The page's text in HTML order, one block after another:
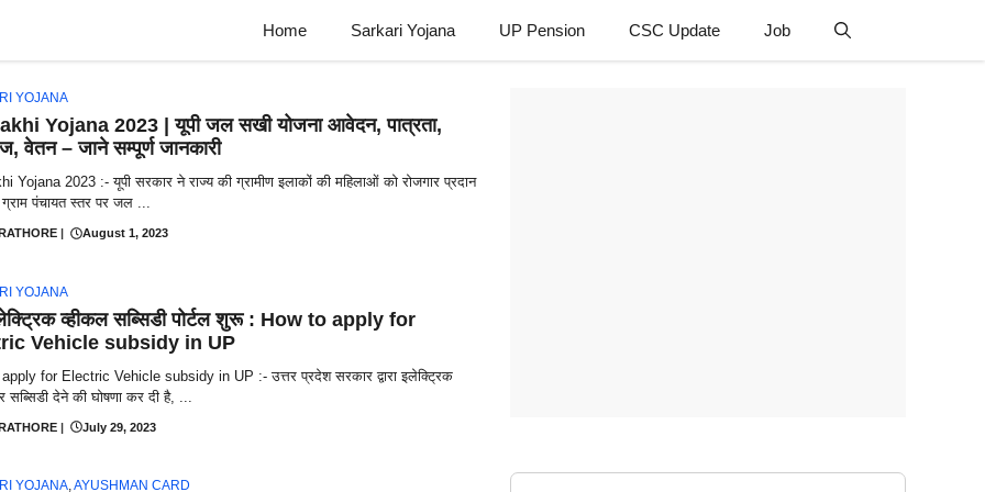
Home Sarkari Yojana UP Pension CSC Update Job
YOJANA
Yojana 2023 | यूपी जल सखी योजना आवेदन, पात्रता,
वेतन – जाने सम्पूर्ण जानकारी
Yojana 2023 :- यूपी सरकार ने राज्य की ग्रामीण इलाकों की महिलाओं को रोजगार प्रदान
पंचायत स्तर पर जल ...
| August 1, 2023
YOJANA
व्हीकल सब्सिडी पोर्टल शुरू : How to apply for
Vehicle subsidy in UP
for Electric Vehicle subsidy in UP :- उत्तर प्रदेश सरकार द्वारा इलेक्ट्रिक
सब्सिडी देने की घोषणा कर दी है, ...
| July 29, 2023
YOJANA,AYUSHMAN CARD